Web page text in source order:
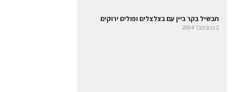
תבשיל בקר ביין עם בצלצלים ופולים ירוקים
2 בנובמבר 2004